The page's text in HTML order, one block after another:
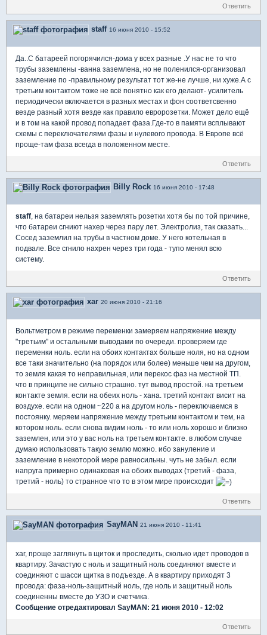
Ответить
staff 16 июня 2010 - 15:52
Да..С батареей погорячился-дома у всех разные .У нас не то что
трубы заземлены -ванна заземлена, но не поленился-организовал
заземление по -правильному результат тот же-не лучше, ни хуже.А с
третьим контактом тоже не всё понятно как его делают- усилитель
периодически включается в разных местах и фон соответсвенно
везде разный хотя везде как правило евророзетки. Может дело ещё
и в том на какой провод попадает фаза.Где-то в памяти всплывают
схемы с переключателями фазы и нулевого провода. В Европе всё
проще-там фаза всегда в положенном месте.
Ответить
Billy Rock 16 июня 2010 - 17:48
staff, на батареи нельзя заземлять розетки хотя бы по той причине,
что батареи сгниют нахер через пару лет. Электролиз, так сказать...
Сосед заземлил на трубы в частном доме. У него котельная в
подвале. Все сгнило нахрен через три года - тупо менял всю
систему.
Ответить
xar 20 июня 2010 - 21:16
Вольтметром в режиме переменки замеряем напряжение между
"третьим" и остальными выводами по очереди. проверяем где
переменки ноль. если на обоих контактах больше ноля, но на одном
все таки значительно (на порядок или более) меньше чем на другом,
то земля какая то неправильная, или перекос фаз на местной ТП.
что в принципе не сильно страшно. тут вывод простой. на третьем
контакте земля. если на обеих ноль - хана. третий контакт висит на
воздухе. если на одном ~220 а на другом ноль - переключаемся в
постоянку. меряем напряжение между третьим контактом и тем, на
котором ноль. если снова видим ноль - то или ноль хорошо и близко
заземлен, или это у вас ноль на третьем контакте. в любом случае
думаю использовать такую землю можно. ибо зануление и
заземление в некоторой мере равносильны. чуть не забыл. если
напруга примерно одинаковая на обоих выводах (третий - фаза,
третий - ноль) то странное что то в этом мире происходит
Ответить
SayMAN 21 июня 2010 - 11:41
xar, проще заглянуть в щиток и проследить, сколько идет проводов в
квартиру. Зачастую с ноль и защитный ноль соединяют вместе и
соединяют с шасси щитка в подъезде. А в квартиру приходят 3
провода: фаза-ноль-защитный ноль, где ноль и защитный ноль
соединенны вместе до УЗО и счетчика.
Сообщение отредактировал SayMAN: 21 июня 2010 - 12:02
Ответить